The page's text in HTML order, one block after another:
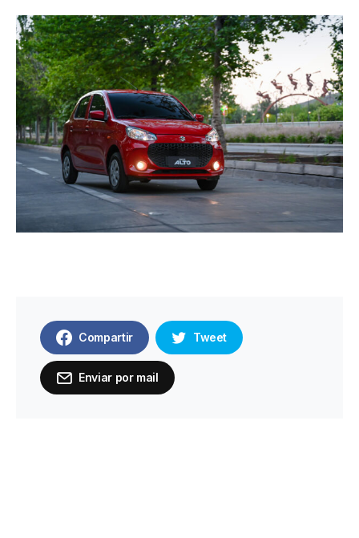
Compartir Tweet
Enviar por mail